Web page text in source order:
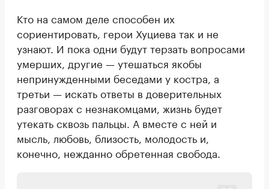
Кто на самом деле способен их
сориентировать, герои Хуциева так и не
узнают. И пока одни будут терзать вопросами
умерших, другие — утешаться якобы
непринужденными беседами у костра, а
третьи — искать ответы в доверительных
разговорах с незнакомцами, жизнь будет
утекать сквозь пальцы. А вместе с ней и
мысль, любовь, близость, молодость и,
конечно, нежданно обретенная свобода.